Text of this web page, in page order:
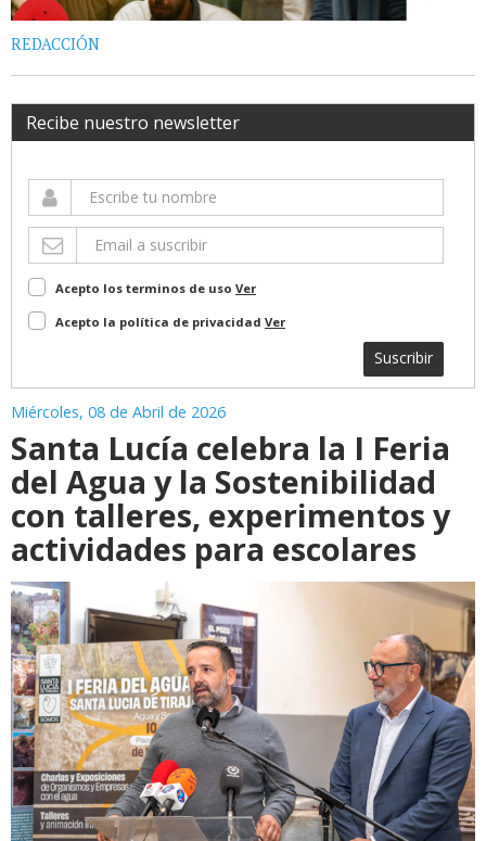
REDACCIÓN
Recibe nuestro newsletter
Acepto los terminos de uso Ver
Acepto la política de privacidad Ver
Suscribir
Miércoles, 08 de Abril de 2026
Santa Lucía celebra la I Feria
del Agua y la Sostenibilidad
con talleres, experimentos y
actividades para escolares